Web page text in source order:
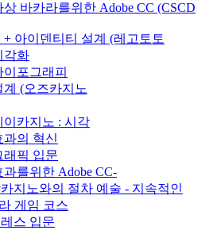
상 바카라를위한 Adobe CC (CSCD
+ 아이덴티티 설계 (레고토토
각화
이포그래피
계 (오즈카지노
이카지노 : 시각
과의 혁신
래픽 입문
과를위한 Adobe CC-
지노와의 절차 예술 - 지속적인
게임 코스
스 입문